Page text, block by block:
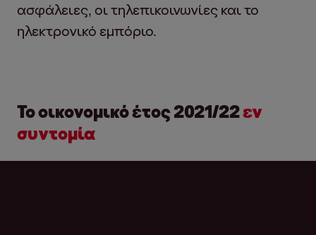
ασφάλειες, οι τηλεπικοινωνίες και το
ηλεκτρονικό εμπόριο.
Το οικονομικό έτος 2021/22εν
συντομία